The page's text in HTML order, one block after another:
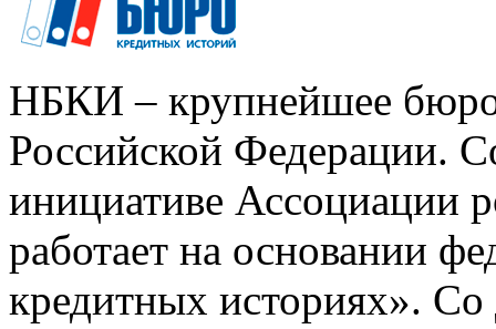
НБКИ – крупнейшее
Российской Федерации.
инициативе Ассоциации
работает на основании
кредитных историях».